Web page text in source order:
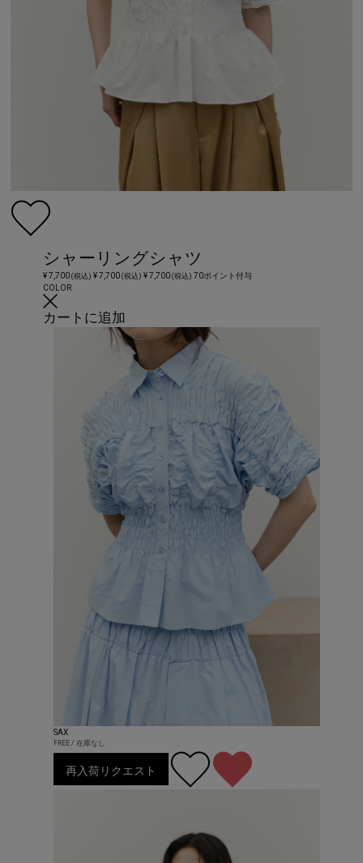
シャーリングシャツ
¥ 7,700(税込) ¥ 7,700(税込) ¥ 7,700(税込) 70ポイント付与
COLOR
カートに追加
SAX
FREE / 在庫なし
再入荷リクエスト